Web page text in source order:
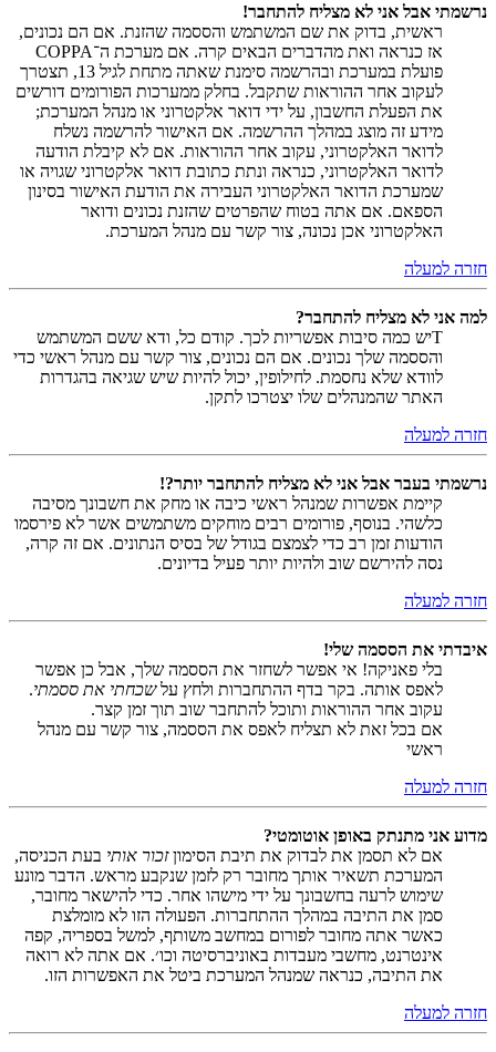
נרשמתי אבל אני לא מצליח להתחבר!
ראשית, בדוק את שם המשתמש והססמה שהזנת. אם הם נכונים,
אז כנראה ואת מהדברים הבאים קרה. אם מערכת ה־COPPA
פועלת במערכת ובהרשמה סימנת שאתה מתחת לגיל 13, תצטרך
לעקוב אחר ההוראות שתקבל. בחלק ממערכות הפורומים דורשים
את הפעלת החשבון, על ידי דואר אלקטרוני או מנהל המערכת;
מידע זה מוצג במהלך ההרשמה. אם האישור להרשמה נשלח
לדואר האלקטרוני, עקוב אחר ההוראות. אם לא קיבלת הודעה
לדואר האלקטרוני, כנראה ונתת כתובת דואר אלקטרוני שגויה או
שמערכת הדואר האלקטרוני העבירה את הודעת האישור בסינון
הספאם. אם אתה בטוח שהפרטים שהזנת נכונים ודואר
האלקטרוני אכן נכונה, צור קשר עם מנהל המערכת.
חזרה למעלה
למה אני לא מצליח להתחבר?
Tיש כמה סיבות אפשריות לכך. קודם כל, ודא ששם המשתמש
והססמה שלך נכונים. אם הם נכונים, צור קשר עם מנהל ראשי כדי
לוודא שלא נחסמת. לחילופין, יכול להיות שיש שגיאה בהגדרות
האתר שהמנהלים שלו יצטרכו לתקן.
חזרה למעלה
נרשמתי בעבר אבל אני לא מצליח להתחבר יותר?!
קיימת אפשרות שמנהל ראשי כיבה או מחק את חשבונך מסיבה
כלשהי. בנוסף, פורומים רבים מוחקים משתמשים אשר לא פירסמו
הודעות זמן רב כדי לצמצם בגודל של בסיס הנתונים. אם זה קרה,
נסה להירשם שוב ולהיות יותר פעיל בדיונים.
חזרה למעלה
איבדתי את הססמה שלי!
בלי פאניקה! אי אפשר לשחזר את הססמה שלך, אבל כן אפשר
לאפס אותה. בקר בדף ההתחברות ולחץ עלשכחתי את ססמתי.
עקוב אחר ההוראות ותוכל להתחבר שוב תוך זמן קצר.
אם בכל זאת לא תצליח לאפס את הססמה, צור קשר עם מנהל
ראשי
חזרה למעלה
מדוע אני מתנתק באופן אוטומטי?
אם לא תסמן את לבדוק את תיבת הסימוןזכור אותי בעת הכניסה,
המערכת תשאיר אותך מחובר רק לזמן שנקבע מראש. הדבר מונע
שימוש לרעה בחשבונך על ידי מישהו אחר. כדי להישאר מחובר,
סמן את התיבה במהלך ההתחברות. הפעולה הזו לא מומלצת
כאשר אתה מחובר לפורום במחשב משותף, למשל בספריה, קפה
אינטרנט, מחשבי מעבדות באוניברסיטה וכו׳. אם אתה לא רואה
את התיבה, כנראה שמנהל המערכת ביטל את האפשרות הזו.
חזרה למעלה